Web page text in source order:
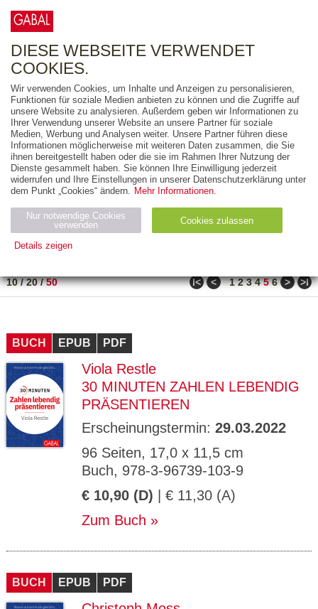
FREITEXT
AUSGABEART
AUS DER REIHE
ZUM THEMA
Neuerscheinung
Bestseller
PREIS
10/20/50 ǀ< < 1 2 3 4 5 6 > >ǀ
BUCH EPUB PDF
Viola Restle
30 MINUTEN ZAHLEN LEBENDIG
PRÄSENTIEREN
Erscheinungstermin: 29.03.2022
96 Seiten, 17,0 x 11,5 cm
Buch, 978-3-96739-103-9
€ 10,90 (D) | € 11,30 (A)
Zum Buch
BUCH EPUB PDF
DIESE WEBSEITE VERWENDET
COOKIES.
Wir verwenden Cookies, um Inhalte und Anzeigen zu personalisieren,
Funktionen für soziale Medien anbieten zu können und die Zugriffe auf
unsere Website zu analysieren. Außerdem geben wir Informationen zu
Ihrer Verwendung unserer Website an unsere Partner für soziale
Medien, Werbung und Analysen weiter. Unsere Partner führen diese
Informationen möglicherweise mit weiteren Daten zusammen, die Sie
ihnen bereitgestellt haben oder die sie im Rahmen Ihrer Nutzung der
Dienste gesammelt haben. Sie können Ihre Einwilligung jederzeit
widerrufen und Ihre Einstellungen in unserer Datenschutzerklärung unter
dem Punkt „Cookies“ ändern. Mehr Informationen.
Nur notwendige Cookies
verwenden
Cookies zulassen
Details zeigen
Name Zweck
Ty
ESSION
_ID
verlag.
de
Session verwendet
GV_CO
gabal-
verlag.
Speichert den Zustimmungsstatus des
Domäne.
ge
T
P